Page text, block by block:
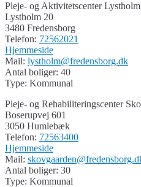
Pleje- og Aktivitetscenter Lystholm
Lystholm 20
3480 Fredensborg
Telefon: 72562021
Hjemmeside
Mail: lystholm@fredensborg.dk
Antal boliger: 40
Type: Kommunal
Pleje- og Rehabiliteringscenter
Boserupvej 601
3050 Humlebæk
Telefon: 72563400
Hjemmeside
Mail:
Antal boliger: 30
Type: Kommunal